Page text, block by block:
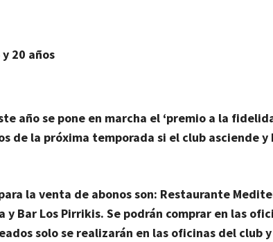
20 años
año se pone en marcha el ‘premio a la
de la próxima temporada si el club asciende y
la venta de abonos son: Restaurante
Bar Los Pirrikis. Se podrán comprar en las
solo se realizarán en las oficinas del club